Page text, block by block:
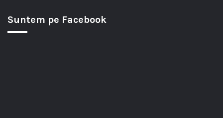
Suntem pe Facebook